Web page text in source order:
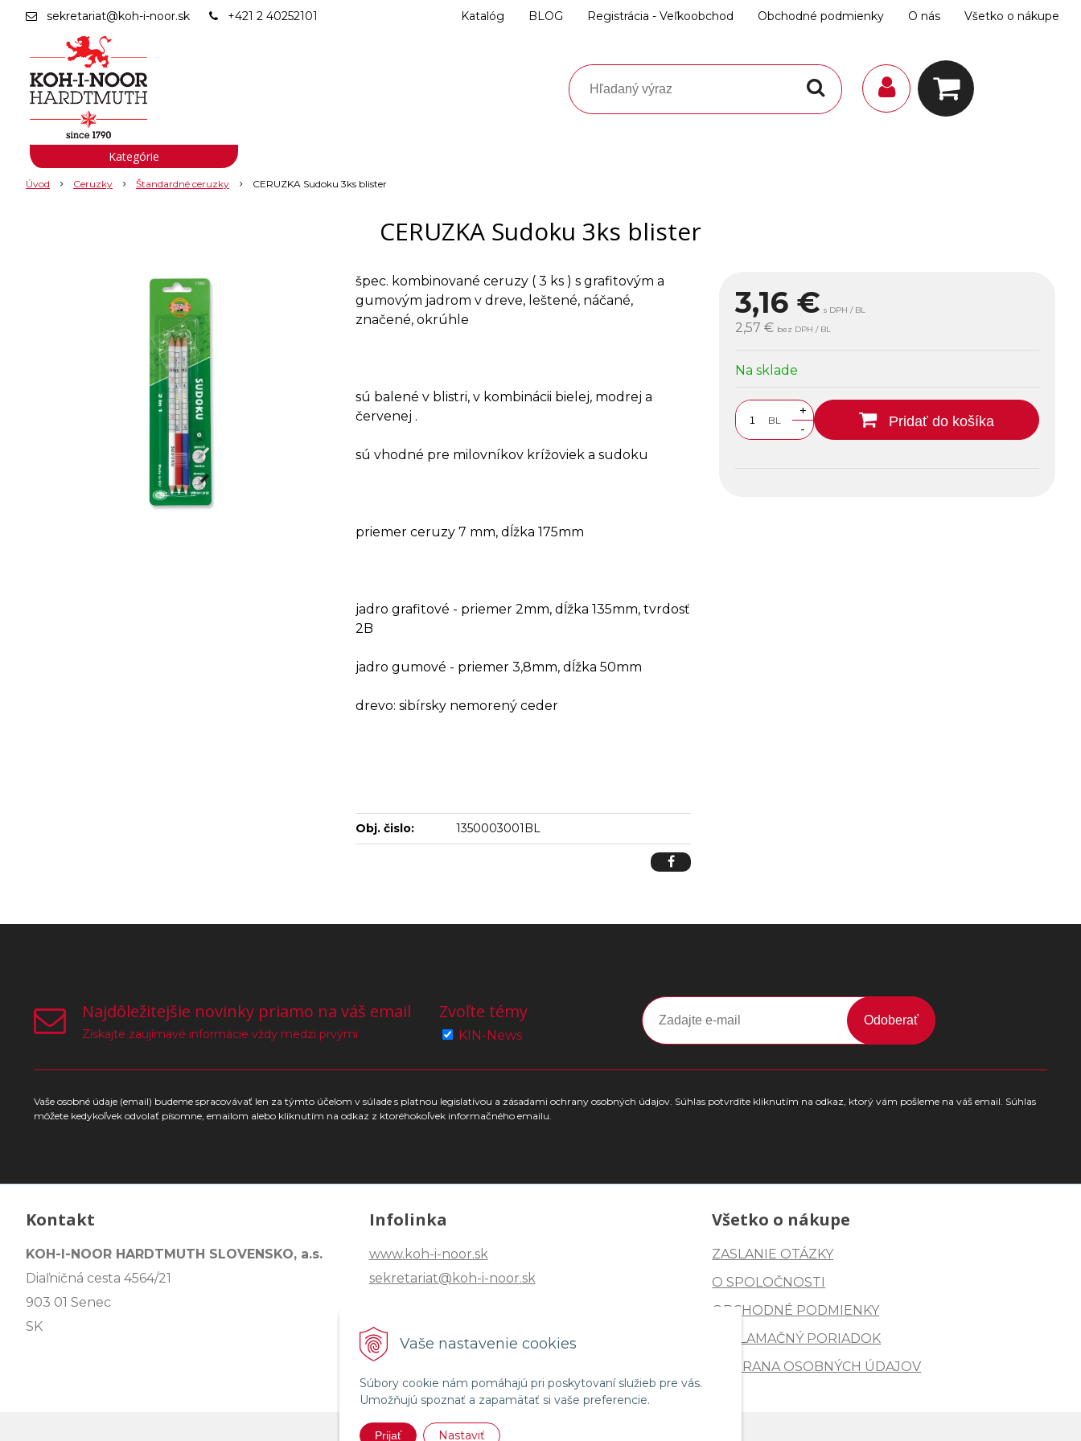
Vaše nastavenie cookies
Súbory cookie nám pomáhajú pri poskytovaní služieb pre vás.
Umožňujú spoznať a zapamätať si vaše preferencie.
Prijať Nastaviť
sekretariat@koh-i-noor.sk +421 2 40252101 Katalóg BLOG Registrácia - Veľkoobchod Obchodné podmienky O nás Všetko o nákupe
Úvod Ceruzky Štandardné ceruzky CERUZKA Sudoku 3ks blister
CERUZKA Sudoku 3ks blister
3,16 € s DPH / BL
2,57 € bez DPH / BL
Na sklade
BL
+
-
Pridať do košíka
špec. kombinované ceruzy ( 3 ks ) s grafitovým a
gumovým jadrom v dreve, leštené, náčané,
značené, okrúhle
sú balené v blistri, v kombinácii bielej, modrej a
červenej .
sú vhodné pre milovníkov krížoviek a sudoku
priemer ceruzy 7 mm, dĺžka 175mm
jadro grafitové - priemer 2mm, dĺžka 135mm, tvrdosť
2B
jadro gumové - priemer 3,8mm, dĺžka 50mm
drevo: sibírsky nemorený ceder
Obj. čislo: 1350003001BL
Kategórie
Najdôležitejšie novinky priamo na váš email
Získajte zaujímavé informácie vždy medzi prvými
Zvoľte témy
KIN-News
Odoberať
Vaše osobné údaje (email) budeme spracovávať len za týmto účelom v súlade s platnou legislatívou a zásadami ochrany osobných údajov. Súhlas potvrdíte kliknutím na odkaz, ktorý vám pošleme na váš email. Súhlas
môžete kedykoľvek odvolať písomne, emailom alebo kliknutím na odkaz z ktoréhokoľvek informačného emailu.
Kontakt
KOH-I-NOOR HARDTMUTH SLOVENSKO, a.s.
Diaľničná cesta 4564/21
903 01 Senec
SK
Infolinka
www.koh-i-noor.sk
sekretariat@koh-i-noor.sk
Tel: +421 2 40252101
Fax: +421 2 44872870
Všetko o nákupe
ZASLANIE OTÁZKY
O SPOLOČNOSTI
OBCHODNÉ PODMIENKY
REKLAMAČNÝ PORIADOK
OCHRANA OSOBNÝCH ÚDAJOV